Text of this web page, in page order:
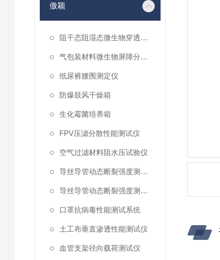
傲颖
阻干态阻湿态微生物穿透性能测试仪
气包装材料微生物屏障分等试验仪
纸尿裤腰围测定仪
防爆鼓风干燥箱
生化霉菌培养箱
FPV压滤分散性能测试仪
空气过滤材料阻水压试验仪
导丝导管动态断裂强度测试仪 （峰值拉力）
导丝导管动态断裂强度测试仪
口罩抗病毒性能测试系统
土工布垂直渗透性能测试仪
血管支架径向载荷测试仪